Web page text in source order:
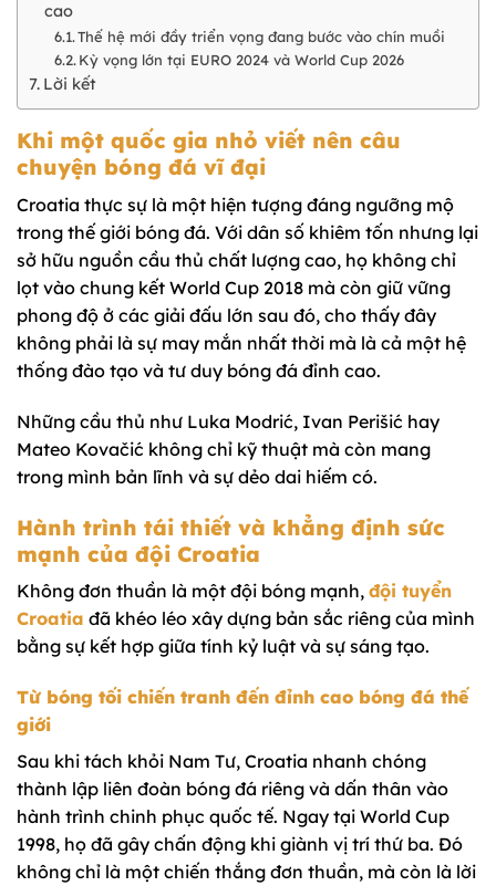
cao
Thế hệ mới đầy triển vọng đang bước vào chín muồi
Kỳ vọng lớn tại EURO 2024 và World Cup 2026
Lời kết
Khi một quốc gia nhỏ viết nên câu
chuyện bóng đá vĩ đại
Croatia thực sự là một hiện tượng đáng ngưỡng mộ
trong thế giới bóng đá. Với dân số khiêm tốn nhưng lại
sở hữu nguồn cầu thủ chất lượng cao, họ không chỉ
lọt vào chung kết World Cup 2018 mà còn giữ vững
phong độ ở các giải đấu lớn sau đó, cho thấy đây
không phải là sự may mắn nhất thời mà là cả một hệ
thống đào tạo và tư duy bóng đá đỉnh cao.
Những cầu thủ như Luka Modrić, Ivan Perišić hay
Mateo Kovačić không chỉ kỹ thuật mà còn mang
trong mình bản lĩnh và sự dẻo dai hiếm có.
Hành trình tái thiết và khẳng định sức
mạnh của đội Croatia
Không đơn thuần là một đội bóng mạnh, đội tuyển
Croatia đã khéo léo xây dựng bản sắc riêng của mình
bằng sự kết hợp giữa tính kỷ luật và sự sáng tạo.
Từ bóng tối chiến tranh đến đỉnh cao bóng đá thế
giới
Sau khi tách khỏi Nam Tư, Croatia nhanh chóng
thành lập liên đoàn bóng đá riêng và dấn thân vào
hành trình chinh phục quốc tế. Ngay tại World Cup
1998, họ đã gây chấn động khi giành vị trí thứ ba. Đó
không chỉ là một chiến thắng đơn thuần, mà còn là lời